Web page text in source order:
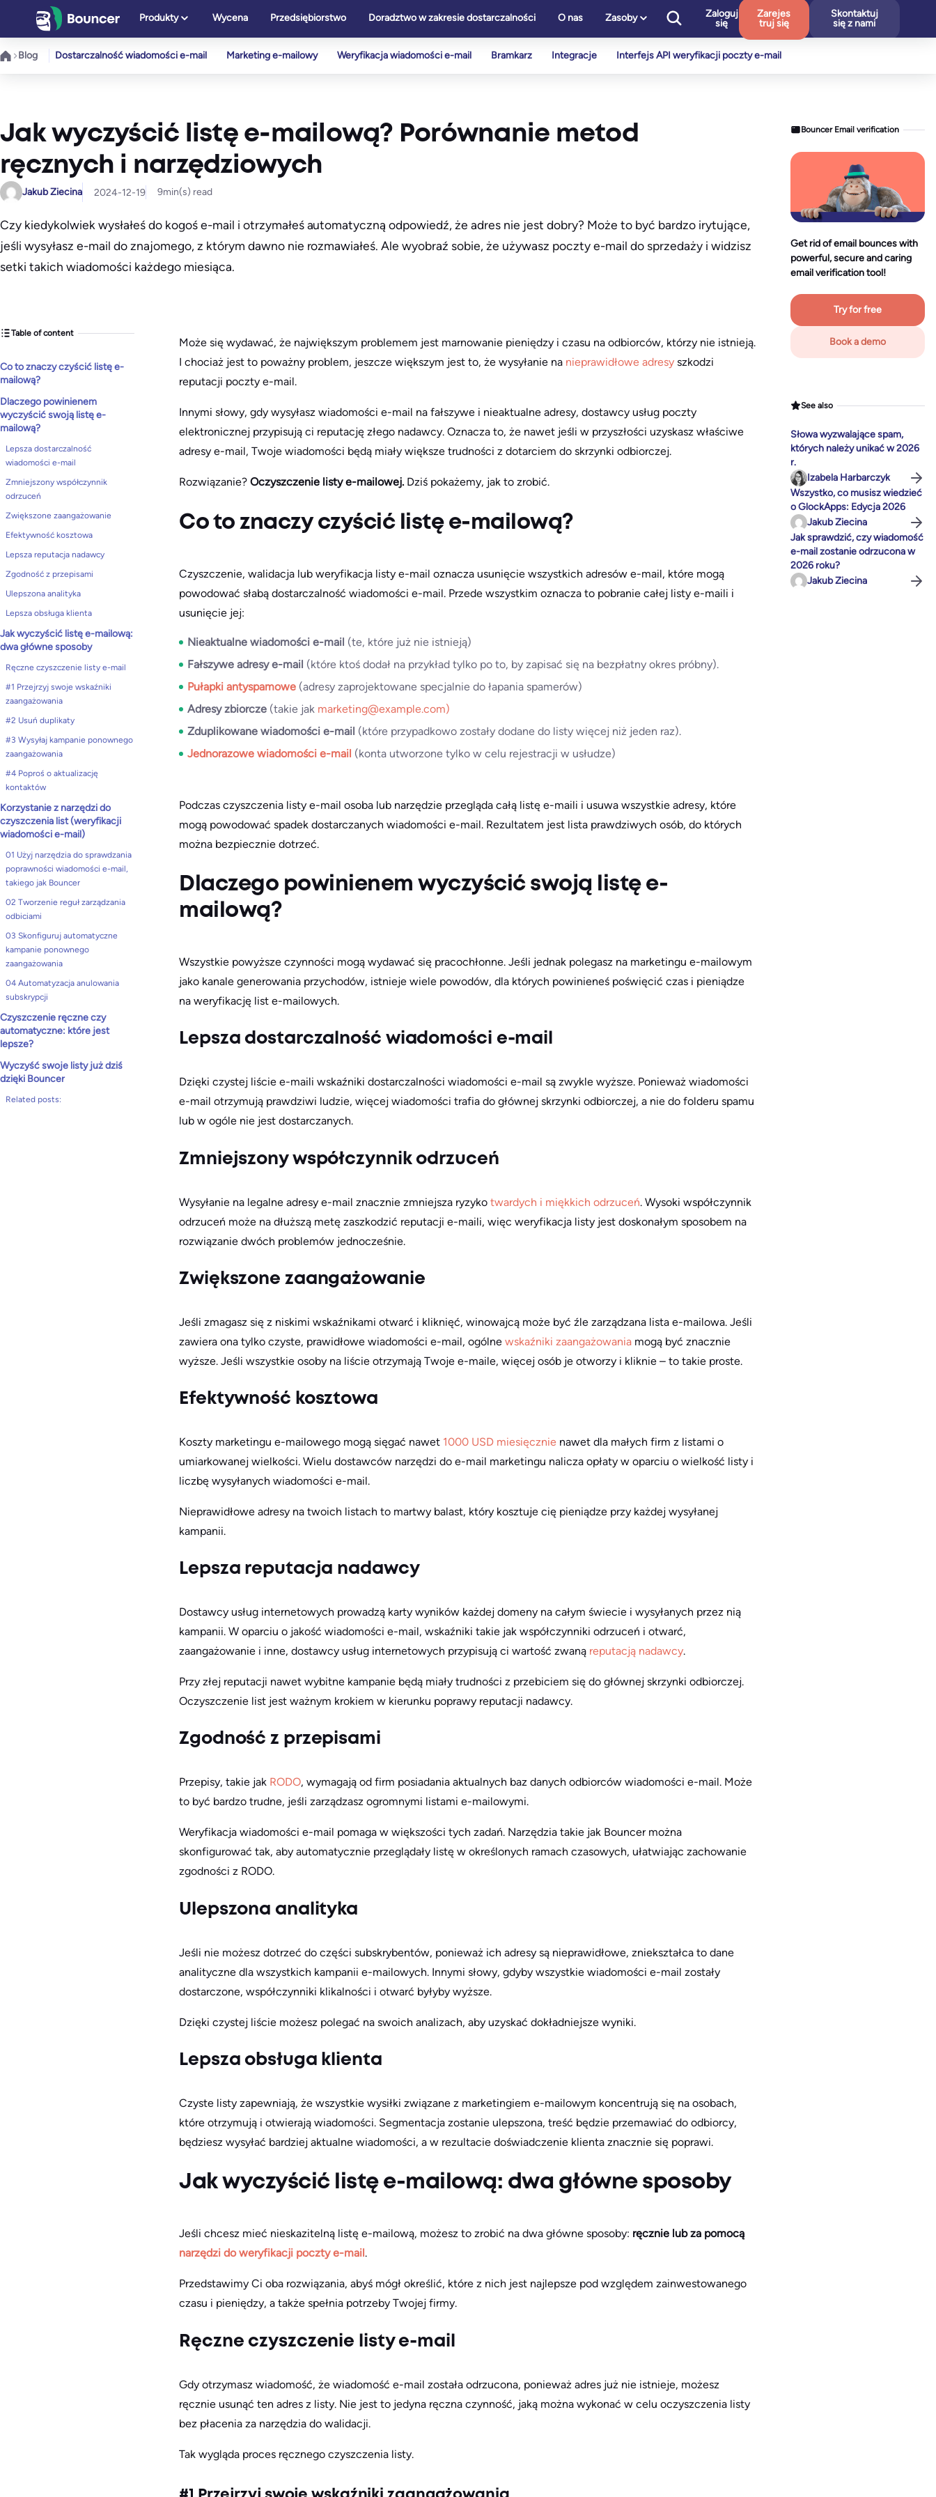
treści
Produkty Wycena Przedsiębiorstwo Doradztwo w zakresie dostarczalności O nas Zasoby
Zaloguj
się
Zarejes
truj się
Skontaktuj
się z nami
Blog Dostarczalność wiadomości e-mail Marketing e-mailowy Weryfikacja wiadomości e-mail Bramkarz Integracje Interfejs API weryfikacji poczty e-mail
Jak wyczyścić listę e-mailową? Porównanie metod
ręcznych i narzędziowych
Jakub Ziecina 2024-12-19 9min(s) read
Czy kiedykolwiek wysłałeś do kogoś e-mail i otrzymałeś automatyczną odpowiedź, że adres nie jest dobry? Może to być bardzo irytujące,
jeśli wysyłasz e-mail do znajomego, z którym dawno nie rozmawiałeś. Ale wyobraź sobie, że używasz poczty e-mail do sprzedaży i widzisz
setki takich wiadomości każdego miesiąca.
Table of content
Co to znaczy czyścić listę e-
mailową?
Dlaczego powinienem
wyczyścić swoją listę e-
mailową?
Lepsza dostarczalność
wiadomości e-mail
Zmniejszony współczynnik
odrzuceń
Zwiększone zaangażowanie
Efektywność kosztowa
Lepsza reputacja nadawcy
Zgodność z przepisami
Ulepszona analityka
Lepsza obsługa klienta
Jak wyczyścić listę e-mailową:
dwa główne sposoby
Ręczne czyszczenie listy e-mail
#1 Przejrzyj swoje wskaźniki
zaangażowania
#2 Usuń duplikaty
#3 Wysyłaj kampanie ponownego
zaangażowania
#4 Poproś o aktualizację
kontaktów
Korzystanie z narzędzi do
czyszczenia list (weryfikacji
wiadomości e-mail)
01 Użyj narzędzia do sprawdzania
poprawności wiadomości e-mail,
takiego jak Bouncer
02 Tworzenie reguł zarządzania
odbiciami
03 Skonfiguruj automatyczne
kampanie ponownego
zaangażowania
04 Automatyzacja anulowania
subskrypcji
Czyszczenie ręczne czy
automatyczne: które jest
lepsze?
Wyczyść swoje listy już dziś
dzięki Bouncer
Related posts:
Może się wydawać, że największym problemem jest marnowanie pieniędzy i czasu na odbiorców, którzy nie istnieją.
I chociaż jest to poważny problem, jeszcze większym jest to, że wysyłanie na nieprawidłowe adresy szkodzi
reputacji poczty e-mail.
Innymi słowy, gdy wysyłasz wiadomości e-mail na fałszywe i nieaktualne adresy, dostawcy usług poczty
elektronicznej przypisują ci reputację złego nadawcy. Oznacza to, że nawet jeśli w przyszłości uzyskasz właściwe
adresy e-mail, Twoje wiadomości będą miały większe trudności z dotarciem do skrzynki odbiorczej.
Rozwiązanie? Oczyszczenie listy e-mailowej. Dziś pokażemy, jak to zrobić.
Co to znaczy czyścić listę e-mailową?
Czyszczenie, walidacja lub weryfikacja listy e-mail oznacza usunięcie wszystkich adresów e-mail, które mogą
powodować słabą dostarczalność wiadomości e-mail. Przede wszystkim oznacza to pobranie całej listy e-maili i
usunięcie jej:
Nieaktualne wiadomości e-mail (te, które już nie istnieją)
Fałszywe adresy e-mail (które ktoś dodał na przykład tylko po to, by zapisać się na bezpłatny okres próbny).
Pułapki antyspamowe (adresy zaprojektowane specjalnie do łapania spamerów)
Adresy zbiorcze (takie jak marketing@example.com)
Zduplikowane wiadomości e-mail (które przypadkowo zostały dodane do listy więcej niż jeden raz).
Jednorazowe wiadomości e-mail (konta utworzone tylko w celu rejestracji w usłudze)
Podczas czyszczenia listy e-mail osoba lub narzędzie przegląda całą listę e-maili i usuwa wszystkie adresy, które
mogą powodować spadek dostarczanych wiadomości e-mail. Rezultatem jest lista prawdziwych osób, do których
można bezpiecznie dotrzeć.
Dlaczego powinienem wyczyścić swoją listę e-
mailową?
Wszystkie powyższe czynności mogą wydawać się pracochłonne. Jeśli jednak polegasz na marketingu e-mailowym
jako kanale generowania przychodów, istnieje wiele powodów, dla których powinieneś poświęcić czas i pieniądze
na weryfikację list e-mailowych.
Lepsza dostarczalność wiadomości e-mail
Dzięki czystej liście e-maili wskaźniki dostarczalności wiadomości e-mail są zwykle wyższe. Ponieważ wiadomości
e-mail otrzymują prawdziwi ludzie, więcej wiadomości trafia do głównej skrzynki odbiorczej, a nie do folderu spamu
lub w ogóle nie jest dostarczanych.
Zmniejszony współczynnik odrzuceń
Wysyłanie na legalne adresy e-mail znacznie zmniejsza ryzyko twardych i miękkich odrzuceń. Wysoki współczynnik
odrzuceń może na dłuższą metę zaszkodzić reputacji e-maili, więc weryfikacja listy jest doskonałym sposobem na
rozwiązanie dwóch problemów jednocześnie.
Zwiększone zaangażowanie
Jeśli zmagasz się z niskimi wskaźnikami otwarć i kliknięć, winowajcą może być źle zarządzana lista e-mailowa. Jeśli
zawiera ona tylko czyste, prawidłowe wiadomości e-mail, ogólne wskaźniki zaangażowania mogą być znacznie
wyższe. Jeśli wszystkie osoby na liście otrzymają Twoje e-maile, więcej osób je otworzy i kliknie – to takie proste.
Efektywność kosztowa
Koszty marketingu e-mailowego mogą sięgać nawet 1000 USD miesięcznie nawet dla małych firm z listami o
umiarkowanej wielkości. Wielu dostawców narzędzi do e-mail marketingu nalicza opłaty w oparciu o wielkość listy i
liczbę wysyłanych wiadomości e-mail.
Nieprawidłowe adresy na twoich listach to martwy balast, który kosztuje cię pieniądze przy każdej wysyłanej
kampanii.
Lepsza reputacja nadawcy
Dostawcy usług internetowych prowadzą karty wyników każdej domeny na całym świecie i wysyłanych przez nią
kampanii. W oparciu o jakość wiadomości e-mail, wskaźniki takie jak współczynniki odrzuceń i otwarć,
zaangażowanie i inne, dostawcy usług internetowych przypisują ci wartość zwaną reputacją nadawcy.
Przy złej reputacji nawet wybitne kampanie będą miały trudności z przebiciem się do głównej skrzynki odbiorczej.
Oczyszczenie list jest ważnym krokiem w kierunku poprawy reputacji nadawcy.
Zgodność z przepisami
Przepisy, takie jak RODO, wymagają od firm posiadania aktualnych baz danych odbiorców wiadomości e-mail. Może
to być bardzo trudne, jeśli zarządzasz ogromnymi listami e-mailowymi.
Weryfikacja wiadomości e-mail pomaga w większości tych zadań. Narzędzia takie jak Bouncer można
skonfigurować tak, aby automatycznie przeglądały listę w określonych ramach czasowych, ułatwiając zachowanie
zgodności z RODO.
Ulepszona analityka
Jeśli nie możesz dotrzeć do części subskrybentów, ponieważ ich adresy są nieprawidłowe, zniekształca to dane
analityczne dla wszystkich kampanii e-mailowych. Innymi słowy, gdyby wszystkie wiadomości e-mail zostały
dostarczone, współczynniki klikalności i otwarć byłyby wyższe.
Dzięki czystej liście możesz polegać na swoich analizach, aby uzyskać dokładniejsze wyniki.
Lepsza obsługa klienta
Czyste listy zapewniają, że wszystkie wysiłki związane z marketingiem e-mailowym koncentrują się na osobach,
które otrzymują i otwierają wiadomości. Segmentacja zostanie ulepszona, treść będzie przemawiać do odbiorcy,
będziesz wysyłać bardziej aktualne wiadomości, a w rezultacie doświadczenie klienta znacznie się poprawi.
Jak wyczyścić listę e-mailową: dwa główne sposoby
Jeśli chcesz mieć nieskazitelną listę e-mailową, możesz to zrobić na dwa główne sposoby: ręcznie lub za pomocą
narzędzi do weryfikacji poczty e-mail .
Przedstawimy Ci oba rozwiązania, abyś mógł określić, które z nich jest najlepsze pod względem zainwestowanego
czasu i pieniędzy, a także spełnia potrzeby Twojej firmy.
Ręczne czyszczenie listy e-mail
Gdy otrzymasz wiadomość, że wiadomość e-mail została odrzucona, ponieważ adres już nie istnieje, możesz
ręcznie usunąć ten adres z listy. Nie jest to jedyna ręczna czynność, jaką można wykonać w celu oczyszczenia listy
bez płacenia za narzędzia do walidacji.
Tak wygląda proces ręcznego czyszczenia listy.
Bouncer Email verification
Get rid of email bounces with
powerful, secure and caring
email verification tool!
Try for free
Book a demo
See also
Słowa wyzwalające spam,
których należy unikać w 2026
r.
Izabela Harbarczyk
Wszystko, co musisz wiedzieć
o GlockApps: Edycja 2026
Jakub Ziecina
Jak sprawdzić, czy wiadomość
e-mail zostanie odrzucona w
2026 roku?
Jakub Ziecina